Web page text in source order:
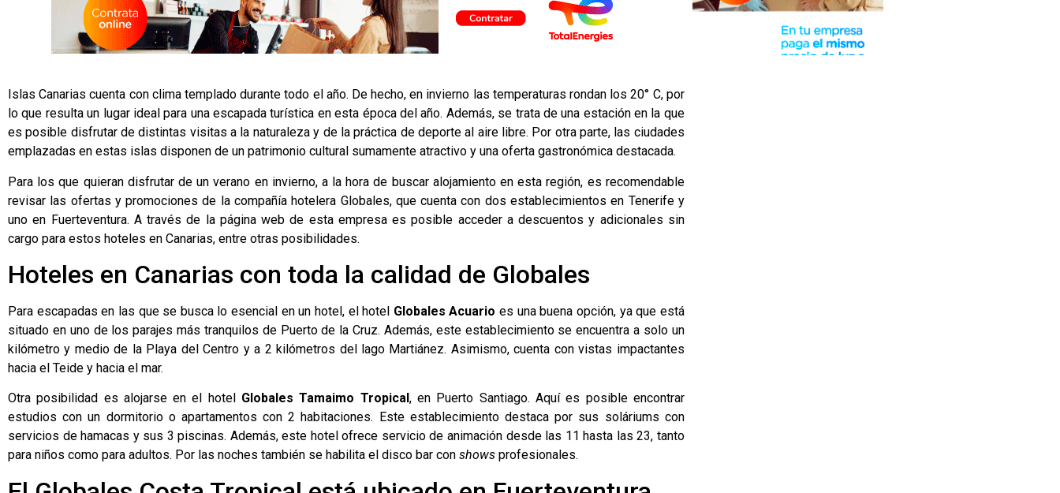
Islas Canarias cuenta con clima templado durante todo el año. De hecho, en invierno las temperaturas rondan los 20° C, por
lo que resulta un lugar ideal para una escapada turística en esta época del año. Además, se trata de una estación en la que
es posible disfrutar de distintas visitas a la naturaleza y de la práctica de deporte al aire libre. Por otra parte, las ciudades
emplazadas en estas islas disponen de un patrimonio cultural sumamente atractivo y una oferta gastronómica destacada.
Para los que quieran disfrutar de un verano en invierno, a la hora de buscar alojamiento en esta región, es recomendable
revisar las ofertas y promociones de la compañía hotelera Globales, que cuenta con dos establecimientos en Tenerife y
uno en Fuerteventura. A través de la página web de esta empresa es posible acceder a descuentos y adicionales sin
cargo para estos hoteles en Canarias, entre otras posibilidades.
Hoteles en Canarias con toda la calidad de Globales
Para escapadas en las que se busca lo esencial en un hotel, el hotel Globales Acuario es una buena opción, ya que está
situado en uno de los parajes más tranquilos de Puerto de la Cruz. Además, este establecimiento se encuentra a solo un
kilómetro y medio de la Playa del Centro y a 2 kilómetros del lago Martiánez. Asimismo, cuenta con vistas impactantes
hacia el Teide y hacia el mar.
Otra posibilidad es alojarse en el hotel Globales Tamaimo Tropical , en Puerto Santiago. Aquí es posible encontrar
estudios con un dormitorio o apartamentos con 2 habitaciones. Este establecimiento destaca por sus soláriums con
servicios de hamacas y sus 3 piscinas. Además, este hotel ofrece servicio de animación desde las 11 hasta las 23, tanto
para niños como para adultos. Por las noches también se habilita el disco bar con shows profesionales.